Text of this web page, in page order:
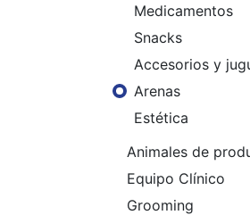
Medicamentos
Snacks
Accesorios y
Arenas
Estética
Animales de
Equipo Clínico
Grooming